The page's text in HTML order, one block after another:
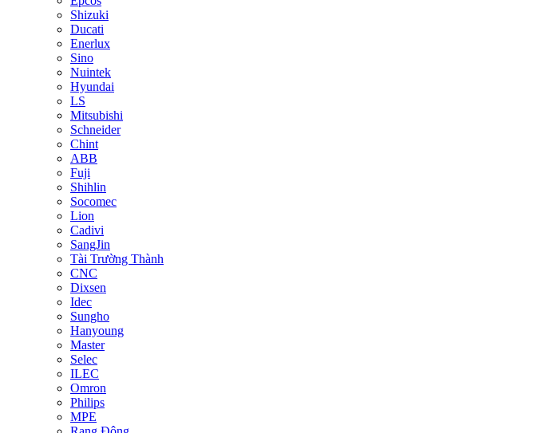
Shizuki
Ducati
Enerlux
Sino
Nuintek
Hyundai
LS
Mitsubishi
Schneider
Chint
ABB
Fuji
Shihlin
Socomec
Lion
Cadivi
SangJin
Tài Trường Thành
CNC
Dixsen
Idec
Sungho
Hanyoung
Master
Selec
ILEC
Omron
Philips
MPE